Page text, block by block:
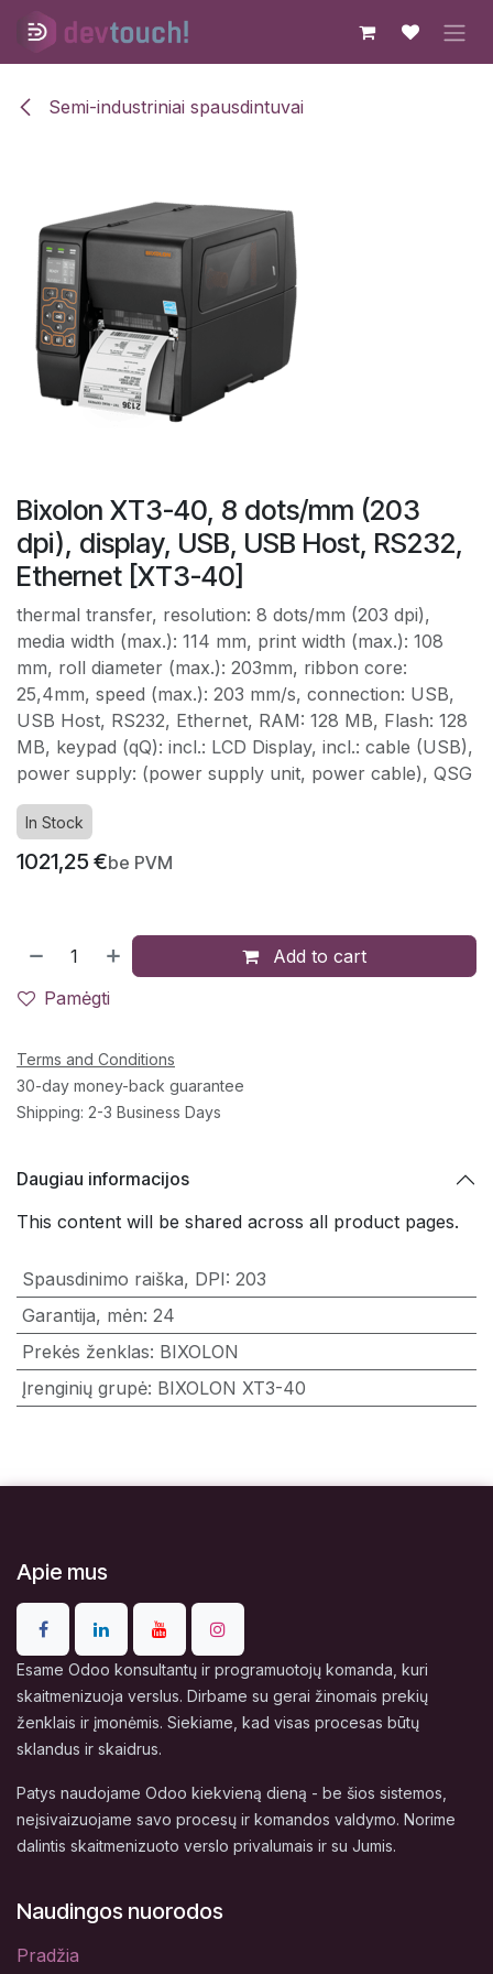
Skip to Content
Semi-industriniai spausdintuvai
Bixolon XT3-40, 8 dots/mm (203
dpi), display, USB, USB Host, RS232,
Ethernet [XT3-40]
thermal transfer, resolution: 8 dots/mm (203 dpi),
media width (max.): 114 mm, print width (max.): 108
mm, roll diameter (max.): 203mm, ribbon core:
25,4mm, speed (max.): 203 mm/s, connection: USB,
USB Host, RS232, Ethernet, RAM: 128 MB, Flash: 128
MB, keypad (qQ): incl.: LCD Display, incl.: cable (USB),
power supply: (power supply unit, power cable), QSG
In Stock
1021,25 €be PVM
Add to cart
Pamėgti
Terms and Conditions
30-day money-back guarantee
Shipping: 2-3 Business Days
Daugiau informacijos
This content will be shared across all product pages.
Spausdinimo raiška, DPI: 203
Garantija, mėn: 24
Prekės ženklas: BIXOLON
Įrenginių grupė: BIXOLON XT3-40
Apie mus
Esame Odoo konsultantų ir programuotojų komanda, kuri
skaitmenizuoja verslus. Dirbame su gerai žinomais prekių
ženklais ir įmonėmis. Siekiame, kad visas procesas būtų
sklandus ir skaidrus.
Patys naudojame Odoo kiekvieną dieną - be šios sistemos,
neįsivaizuojame savo procesų ir komandos valdymo. Norime
dalintis skaitmenizuoto verslo privalumais ir su Jumis.
Naudingos nuorodos
Pradžia